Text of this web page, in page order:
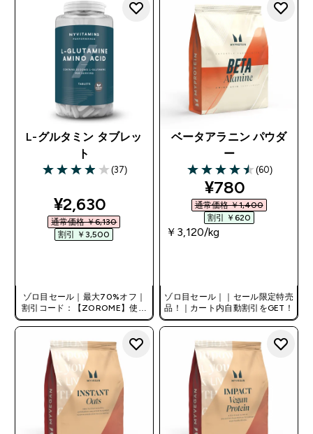
L-グルタミン タブレッ
ト
3.95 out of 5 stars
(37)
discounted price
¥2,630‎
通常価格 ￥6,130‎
割引 ￥3,500‎
ゾロ目セール｜最大70%オフ｜
割引コード：【ZOROME】使用
で追加10%オフ！
ベータアラニン パウダ
ー
4.48 out of 5 stars
(60)
discounted
¥780‎
通常価格 ￥1,400‎
割引 ￥620‎
￥3,120‎/kg
ゾロ目セール｜｜セール限定特売
品！｜カート内自動割引をGET！